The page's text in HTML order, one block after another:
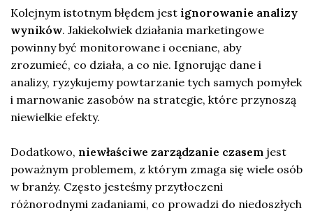
Kolejnym istotnym błędem jest ignorowanie analizy
wyników. Jakiekolwiek działania marketingowe
powinny być monitorowane i oceniane, aby
zrozumieć, co działa, a co nie. Ignorując dane i
analizy, ryzykujemy powtarzanie tych samych pomyłek
i marnowanie zasobów na strategie, które przynoszą
niewielkie efekty.
Dodatkowo, niewłaściwe zarządzanie czasem jest
poważnym problemem, z którym zmaga się wiele osób
w branży. Często jesteśmy przytłoczeni
różnorodnymi zadaniami, co prowadzi do niedoszłych